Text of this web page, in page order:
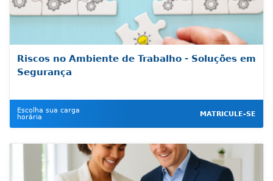
Riscos no Ambiente de Trabalho - Soluções em
Segurança
Escolha sua carga
horária
MATRICULE-SE